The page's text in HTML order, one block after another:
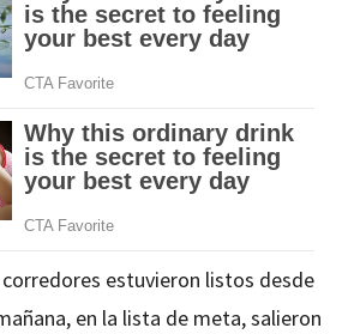
estuvieron listos desde
en la lista de meta, salieron